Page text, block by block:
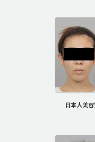
日本人美